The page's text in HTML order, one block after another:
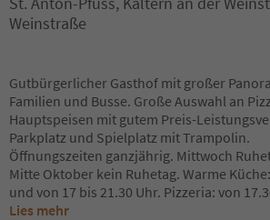
Weinstraße
Gutbürgerlicher Gasthof mit großer
Familien und Busse. Große Auswahl an
Hauptspeisen mit gutem Preis-
Parkplatz und Spielplatz mit Trampolin.
Öffnungszeiten ganzjährig. Mittwoch
Mitte Oktober kein Ruhetag. Warme
und von 17 bis 21.30 Uhr. Pizzeria: von
Lies mehr